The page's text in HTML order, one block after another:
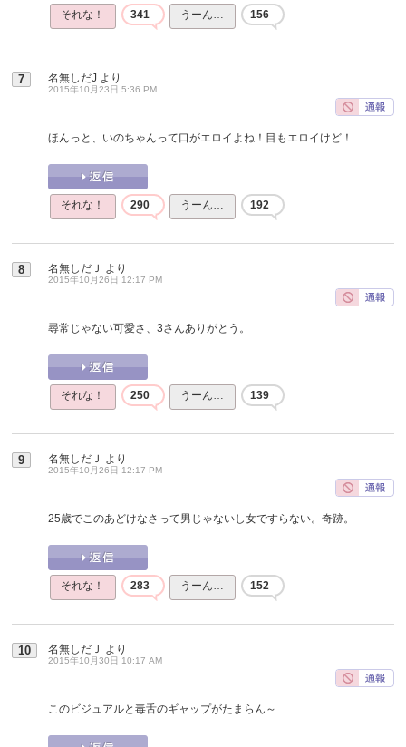
それな！ 341 うーん… 156
7 名無しだJ より
2015年10月23日 5:36 PM
ほんっと、いのちゃんって口がエロイよね！目もエロイけど！
それな！ 290 うーん… 192
8 名無しだＪ より
2015年10月26日 12:17 PM
尋常じゃない可愛さ、3さんありがとう。
それな！ 250 うーん… 139
9 名無しだＪ より
2015年10月26日 12:17 PM
25歳でこのあどけなさって男じゃないし女ですらない。奇跡。
それな！ 283 うーん… 152
10 名無しだＪ より
2015年10月30日 10:17 AM
このビジュアルと毒舌のギャップがたまらん～